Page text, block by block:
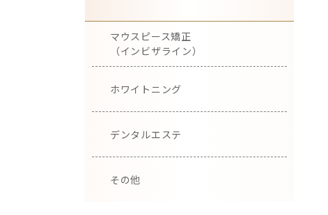
マウスピース矯正
（インビザライン）
ホワイトニング
デンタルエステ
その他